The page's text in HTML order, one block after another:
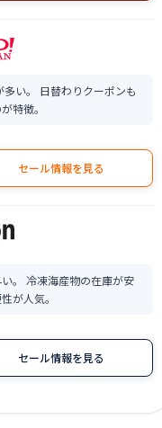
い。 日替わりクーポンも
特徴。
セール情報を見る
。 冷凍海産物の在庫が安
が人気。
セール情報を見る